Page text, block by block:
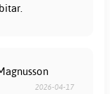
2026-04-17